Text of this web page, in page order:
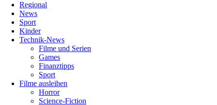
Regional
News
Sport
Kinder
Technik-News
Filme und Serien
Games
Finanztipps
Sport
Filme ausleihen
Horror
Science-Fiction